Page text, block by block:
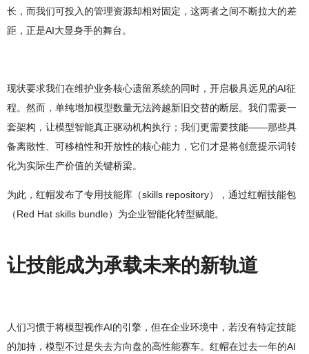
长，而我们可投入的管理资源却相对固定，这两者之间不断拉大的差
距，正是AI大显身手的舞台。
现状要求我们在维护业务核心遗留系统的同时，开启极具远见的AI征
程。然而，单纯增加模型数量无法跨越新旧交替的断层。我们需要一
套架构，让模型智能真正驱动机构执行；我们更需要技能――那些具
备离散性、可移植性和开放性的核心能力，它们才是将创意提示词转
化为实际生产价值的关键桥梁。
为此，红帽发布了专用技能库（skills repository），通过红帽技能包
（Red Hat skills bundle）为企业智能化转型赋能。
让技能成为承载未来的新轨道
人们习惯于将模型视作AI的引擎，但在企业环境中，若没有特定技能
的加持，模型不过是失去方向盘的高性能赛车。红帽在过去一年的AI